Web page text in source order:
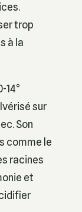
trop
à la
14°
sur
Son
comme le
racines
et